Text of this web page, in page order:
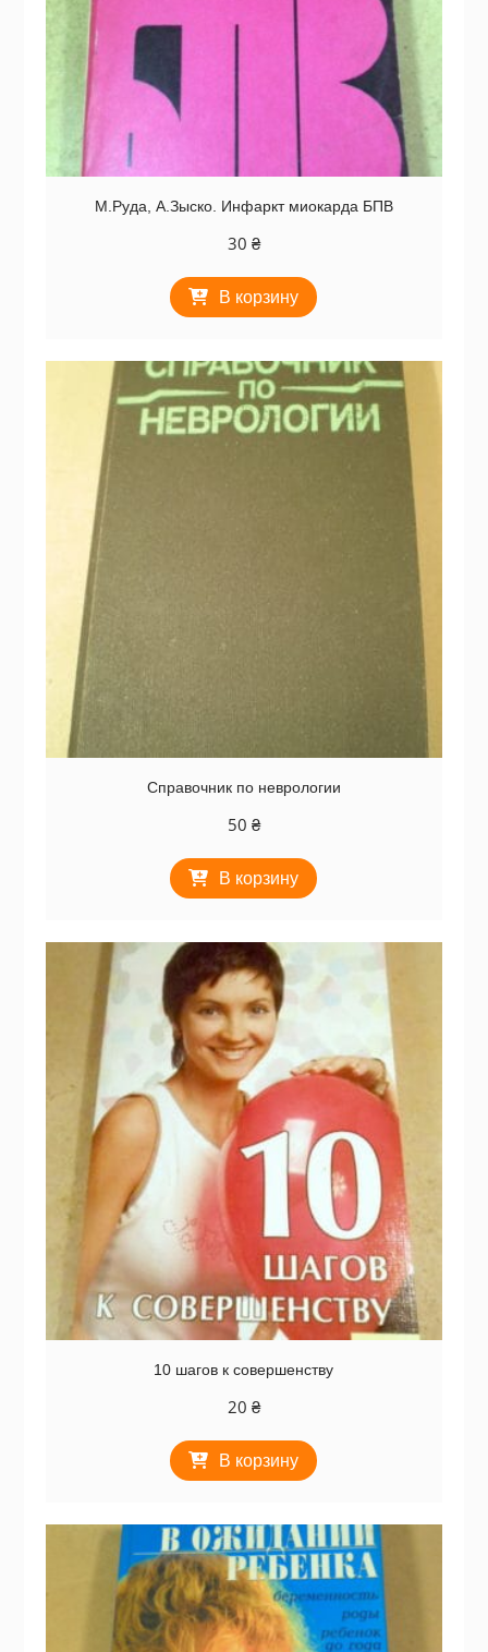
М.Руда, А.Зыско. Инфаркт миокарда БПВ
30 ₴
В корзину
Справочник по неврологии
50 ₴
В корзину
10 шагов к совершенству
20 ₴
В корзину